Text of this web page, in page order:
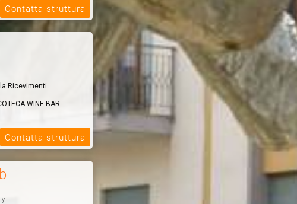
Contatta struttura
Ricevimenti
WINE BAR
Contatta struttura